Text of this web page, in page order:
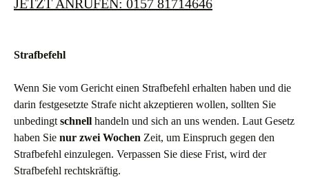
JETZT ANRUFEN: 0157 81714646
Strafbefehl
Wenn Sie vom Gericht einen Strafbefehl erhalten haben und die
darin festgesetzte Strafe nicht akzeptieren wollen, sollten Sie
unbedingt schnell handeln und sich an uns wenden. Laut Gesetz
haben Sie nur zwei Wochen Zeit, um Einspruch gegen den
Strafbefehl einzulegen. Verpassen Sie diese Frist, wird der
Strafbefehl rechtskräftig.